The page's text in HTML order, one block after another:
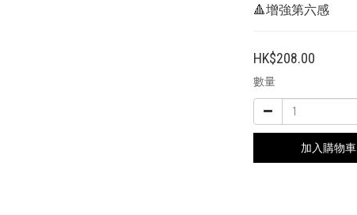
🔺增強第六感
HK$208.00
數量
加入購物車